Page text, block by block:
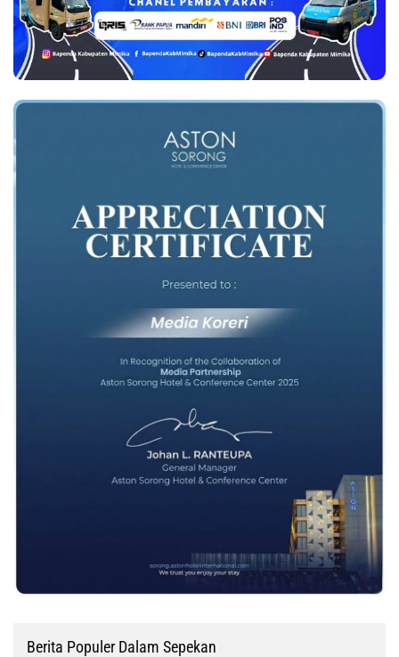
Berita Populer Dalam Sepekan